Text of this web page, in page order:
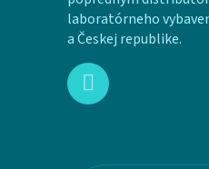
laboratórneho
a Českej republike.